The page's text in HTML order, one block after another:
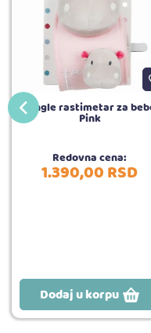
Jungle rastimetar za
Pink
Redovna cena:
1.390,00RSD
Dodaj u korpu